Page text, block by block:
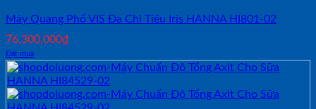
Máy Quang Phổ VIS Đa Chỉ Tiêu Iris HANNA HI801-02
76,300,000₫
Đặt mua